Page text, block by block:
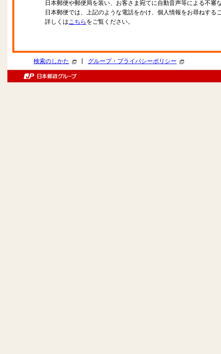
日本郵便や郵便局を装い、お客さま宛てに自動音声等による不審
日本郵便では、上記のような電話をかけ、個人情報をお尋ねする
詳しくはこちら をご覧ください。
検索のしかた グループ・プライバシーポリシー